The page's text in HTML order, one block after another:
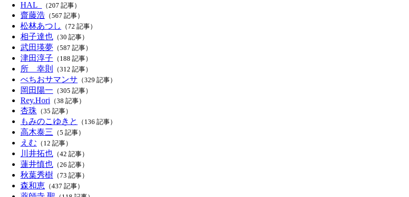
HAL_ （207 記事）
齋藤浩 （567 記事）
松林あつし （72 記事）
相子達也 （30 記事）
武田瑛夢 （587 記事）
津田淳子 （188 記事）
所 幸則 （312 記事）
べちおサマンサ （329 記事）
岡田陽一 （305 記事）
Rey.Hori （38 記事）
杏珠 （35 記事）
もみのこゆきと （136 記事）
高木泰三 （5 記事）
えむ （12 記事）
川井拓也 （42 記事）
蓮井慎也 （26 記事）
秋葉秀樹 （73 記事）
森和恵 （437 記事）